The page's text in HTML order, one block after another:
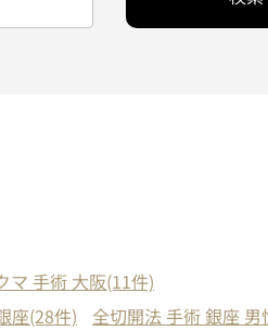
マ 手術 大阪(11件)
座(28件)
全切開法 手術 銀座 男